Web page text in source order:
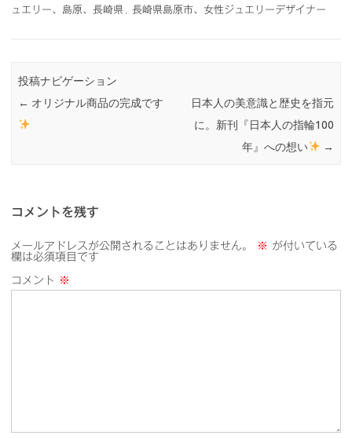
ュエリー、島原、長崎県
長崎県島原市、女性ジュエリーデザイナー
投稿ナビゲーション
← オリジナル商品の完成です
日本人の美意識と歴史を指元
に。新刊『日本人の指輪100
年』への想い
→
コメントを残す
メールアドレスが公開されることはありません。 ※ が付いている
欄は必須項目です
コメント ※